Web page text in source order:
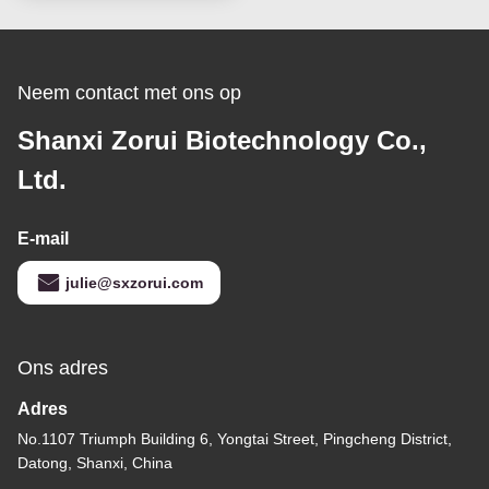
Neem contact met ons op
Shanxi Zorui Biotechnology Co.,
Ltd.
E-mail
julie@sxzorui.com
Ons adres
Adres
No.1107 Triumph Building 6, Yongtai Street, Pingcheng District,
Datong, Shanxi, China